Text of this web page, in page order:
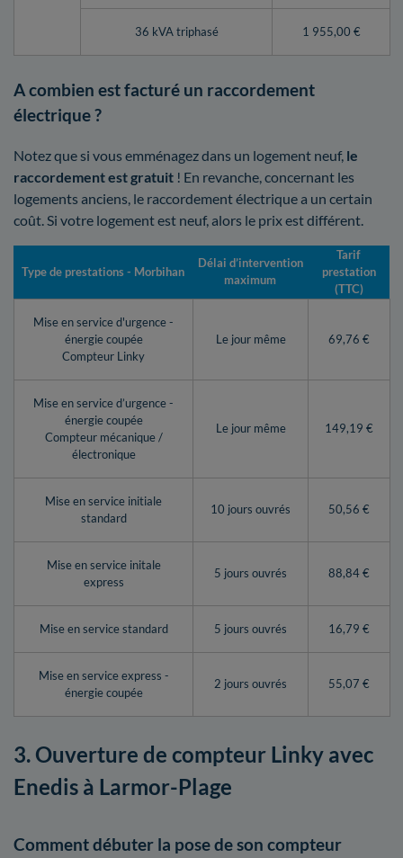
36 kVA triphasé 1 955,00 €
A combien est facturé un raccordement
électrique ?
Notez que si vous emménagez dans un logement neuf, le
raccordement est gratuit ! En revanche, concernant les
logements anciens, le raccordement électrique a un certain
coût. Si votre logement est neuf, alors le prix est différent.
Type de prestations - Morbihan
Délai d’intervention
maximum
Tarif
prestation
(TTC)
Mise en service d'urgence -
énergie coupée
Compteur Linky
Le jour même 69,76 €
Mise en service d’urgence -
énergie coupée
Compteur mécanique /
électronique
Le jour même 149,19 €
Mise en service initiale
standard
10 jours ouvrés 50,56 €
Mise en service initale
express
5 jours ouvrés 88,84 €
Mise en service standard 5 jours ouvrés 16,79 €
Mise en service express -
énergie coupée
2 jours ouvrés 55,07 €
3. Ouverture de compteur Linky avec
Enedis à Larmor-Plage
Comment débuter la pose de son compteur